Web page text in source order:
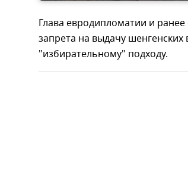
Глава евродипломатии и
запрета на выдачу
"избирательному" подходу.